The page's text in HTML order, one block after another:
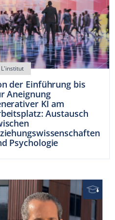
der Einführung bis
Aneignung
KI am
Austausch
Psychologie